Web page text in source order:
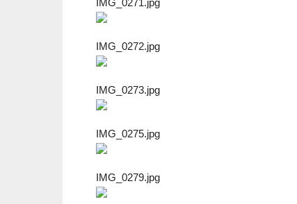
IMG_0271.jpg
IMG_0272.jpg
IMG_0273.jpg
IMG_0275.jpg
IMG_0279.jpg